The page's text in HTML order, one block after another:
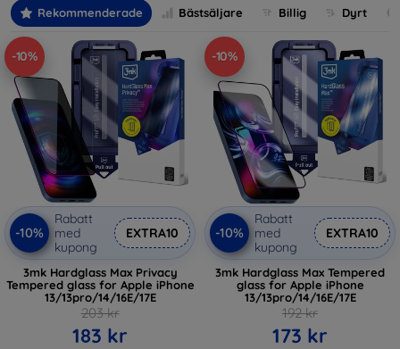
vardagens fallgropar. Vårt sortiment omfattar produkter
som är kompatibla med en mängd olika märken och
modeller, vilket säkerställer att varje kund hittar det
perfekta skyddet för sin enhet.
Rekommenderade Bästsäljare Billig Dyrt
-10%
-10%
Rabatt
med
kupong
EXTRA10
3mk Hardglass Max Privacy
Tempered glass for Apple iPhone
13/13pro/14/16E/17E
203 kr
183 kr
-10%
-10%
Rabatt
med
kupong
EXTRA10
3mk Hardglass Max Tempered
glass for Apple iPhone
13/13pro/14/16E/17E
192 kr
173 kr